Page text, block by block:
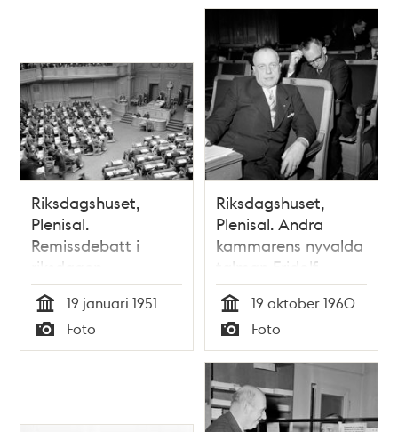
Riksdagshuset,
Plenisal.
Remissdebatt i
riksdagen
Tid
19 januari 1951
Typ
Foto
Riksdagshuset,
Plenisal. Andra
kammarens nyvalda
talman Fridolf
Thapper
Tid
19 oktober 1960
Typ
Foto